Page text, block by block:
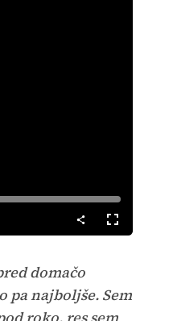
Celozaslonski
način
domačo
pa najboljše. Sem